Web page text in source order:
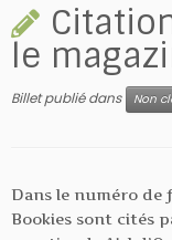
le
Billet publié dans Non
Dans le numéro de
Bookies sont cités